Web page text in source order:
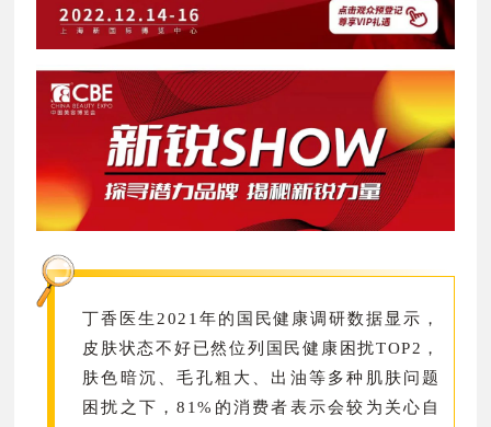
丁香医生2021年的国民健康调研数据显示，
皮肤状态不好已然位列国民健康困扰TOP2，
肤色暗沉、毛孔粗大、出油等多种肌肤问题
困扰之下，81%的消费者表示会较为关心自